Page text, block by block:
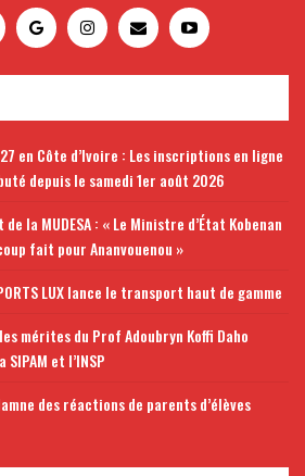
en Côte d’Ivoire : Les inscriptions en ligne
depuis le samedi 1er août 2026
la MUDESA : « Le Ministre d’État Kobenan
fait pour Ananvouenou »
LUX lance le transport haut de gamme
mérites du Prof Adoubryn Koffi Daho
et l’INSP
des réactions de parents d’élèves